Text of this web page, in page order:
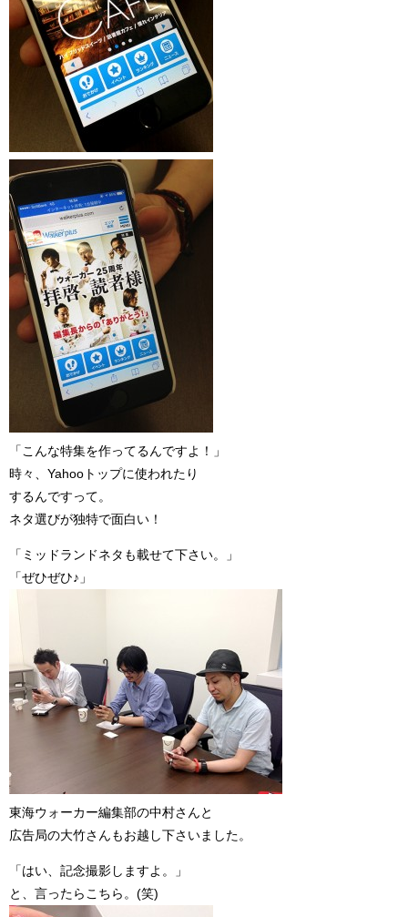
「こんな特集を作ってるんですよ！」
時々、Yahooトップに使われたり
するんですって。
ネタ選びが独特で面白い！
「ミッドランドネタも載せて下さい。」
「ぜひぜひ♪」
東海ウォーカー編集部の中村さんと
広告局の大竹さんもお越し下さいました。
「はい、記念撮影しますよ。」
と、言ったらこちら。(笑)